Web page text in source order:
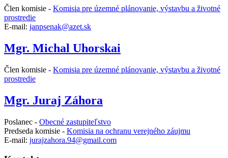
Člen komisie - Komisia pre územné plánovanie, výstavbu a životné
prostredie
E-mail: janpsenak@azet.sk
Mgr. Michal Uhorskai
Člen komisie - Komisia pre územné plánovanie, výstavbu a životné
prostredie
Mgr. Juraj Záhora
Poslanec - Obecné zastupiteľstvo
Predseda komisie - Komisia na ochranu verejného záujmu
E-mail: jurajzahora.94@gmail.com